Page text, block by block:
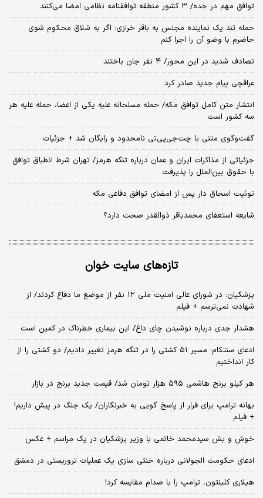
توافق مهم در جده/ ۳ کشور منطقه توافقنامه نظامی امضا می‌کنند
حمله تند یک نماینده مجلس به باقر خرازی: اگر به شلاق محکوم شوی
حاضرم با وضو آن را اجرا کنم
تصادف شدید در این محور/ ۴ نفر جان باختند
عراقچی پیام جدید صادر کرد
انتشار متن کامل توافق مکه/ حمله مسلحانه علیه یکی از اعضا، حمله علیه هر
سه کشور است
گفت‌وگوی متنی با چت‌جی‌پی‌تی نامحدود و رایگان شد + جزئیات
جزئیاتی از مذاکرات ایران و عمان درباره تنگه هرمز/ تهران شرط انطباق توافق
با حقوق بین‌الملل را پذیرفت
توئیت اسحاق دار پس از امضای توافق دفاعی مکه
شایعه استعفای محمدباقر ذوالقدر صحت دارد؟
تازه‌های سایت خوان
پزشکیان: در شورای عالی امنیت ملی ۱۲ نفر از موضع ما دفاع کردند/ از
شهادت نمی‌ترسم + فیلم
هشدار جدی درباره نوشیدن چای داغ/ این بیماری خطرناک در کمین است
ادعای سنتکام: مسیر ۵۱ کشتی را در تنگه هرمز تغییر دادیم/ دو کشتی را از
کار انداختیم
هر کیلو برنج هاشمی ۵۹۵ هزار تومان شد/ قیمت جدید برنج در بازار
بهانه ترامپ برای فرار از پاسخ گویی به خبرنگاران/ یک جنگ در پیش داریم!
+ فیلم
خوش و بش سیدمحمد خاتمی با وزیر پزشکیان در یک مراسم + عکس
ادعای حکومت الجولانی درباره خنثی سازی یک عملیات تروریستی در دمشق
هیلاری کلینتون، ترامپ را با صدام مقایسه کرد!